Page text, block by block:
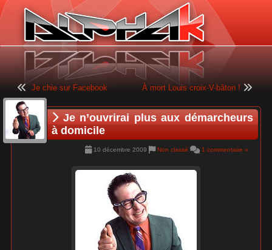
Je chie sur Facebook À mort Louis croix-V-bâton !
Je n’ouvrirai plus aux démarcheurs
à domicile
10 décembre 2009 Non classé 1 commentaire »
Panneau de gestion des cookies